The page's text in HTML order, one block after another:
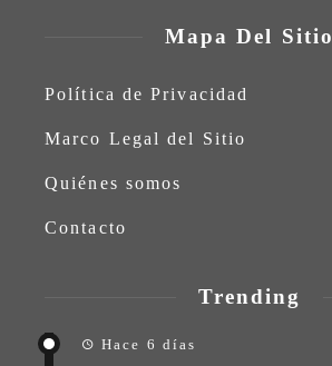
Mapa Del Sitio
Política de Privacidad
Marco Legal del Sitio
Quiénes somos
Contacto
Trending
Hace 6 días